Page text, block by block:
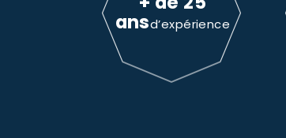
ansd’expérience